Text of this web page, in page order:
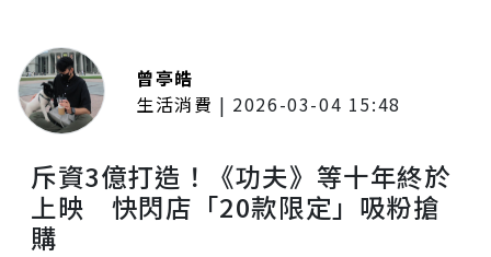
曾亭皓
生活消費 | 2026-03-04 15:48
斥資3億打造！《功夫》等十年終於
上映 快閃店「20款限定」吸粉搶
購